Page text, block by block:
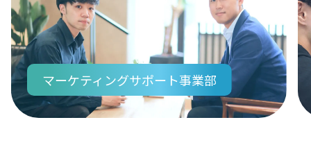
マーケティングサポート事業部